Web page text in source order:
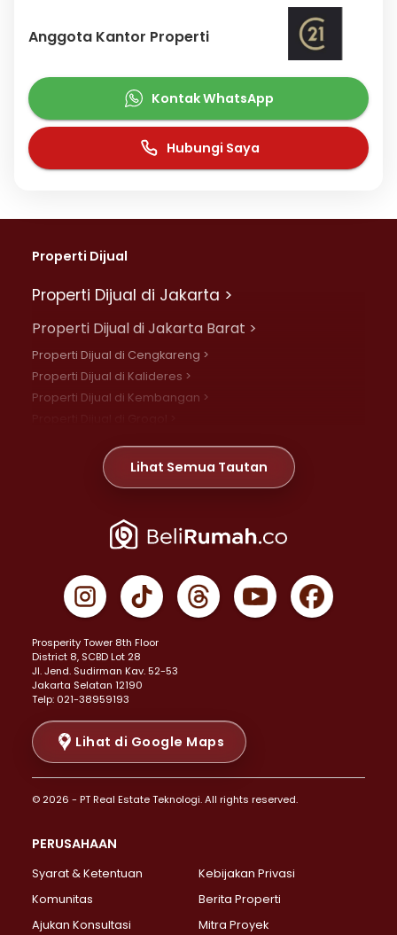
Anggota Kantor Properti
Kontak WhatsApp
Hubungi Saya
Properti Dijual
Properti Dijual di Jakarta >
Properti Dijual di Jakarta Barat >
Properti Dijual di Cengkareng >
Properti Dijual di Kalideres >
Properti Dijual di Kembangan >
Properti Dijual di Meruya >
Properti Dijual di Jelambar >
Properti Dijual di Jakarta Pusat >
Properti Dijual di Gambir >
Properti Dijual di Johar Baru >
Properti Dijual di Menteng >
Properti Dijual di Senen >
Properti Dijual di Tanah Abang >
Properti Dijual di Cikini >
Properti Dijual di Kramat >
Properti Dijual di Pasar Baru >
Properti Dijual di Bendungan Hilir >
Properti Dijual di Jakarta Selatan >
Properti Dijual di Lebak Bulus >
Properti Dijual di Gandaria Selatan >
Properti Dijual di Pondok Labu >
Lihat Semua Tautan
Prosperity Tower 8th Floor
District 8, SCBD Lot 28
JI. Jend. Sudirman Kav. 52-53
Jakarta Selatan 12190
Telp: 021-38959193
Lihat di Google Maps
© 2026 - PT Real Estate Teknologi. All rights reserved.
PERUSAHAAN
Syarat & Ketentuan
Kebijakan Privasi
Komunitas
Berita Properti
Ajukan Konsultasi
Mitra Proyek